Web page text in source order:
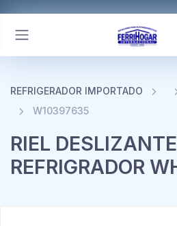
REFRIGERADOR IMPORTADO
W10397635
RIEL
REFRIGRADOR